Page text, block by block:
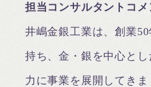
担当コンサルタントコメ
井嶋金銀工業は、創業
持ち、金・銀を中心と
力に事業を展開してき